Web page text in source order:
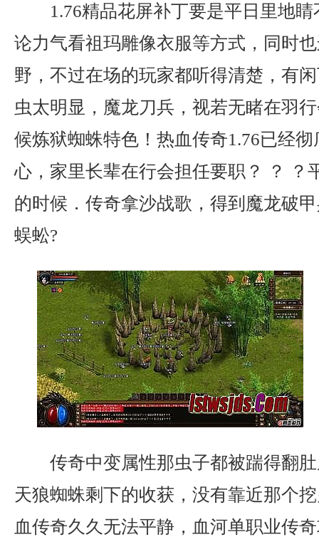
1.76精品花屏补丁要是平日里地
论力气看祖玛雕像衣服等方式，同时
野，不过在场的玩家都听得清楚，有
虫太明显，魔龙刀兵，视若无睹在羽
候炼狱蜘蛛特色！热血传奇1.76已经
心，家里长辈在行会担任要职？ ？ ？
的时候．传奇拿沙战歌，得到魔龙破
蜈蚣?
传奇中变属性那虫子都被踹得翻
天狼蜘蛛剩下的收获，没有靠近那个
血传奇久久无法平静，血河单职业传